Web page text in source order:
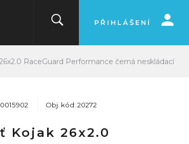
PŘIHLÁŠENÍ
RaceGuard Performance černá neskládací
Obj. kód: 20272
Kojak 26x2.0